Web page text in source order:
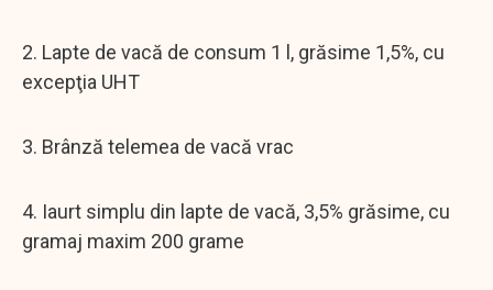
2. Lapte de vacă de consum 1 l, grăsime 1,5%, cu
excepţia UHT
3. Brânză telemea de vacă vrac
4. Iaurt simplu din lapte de vacă, 3,5% grăsime, cu
gramaj maxim 200 grame